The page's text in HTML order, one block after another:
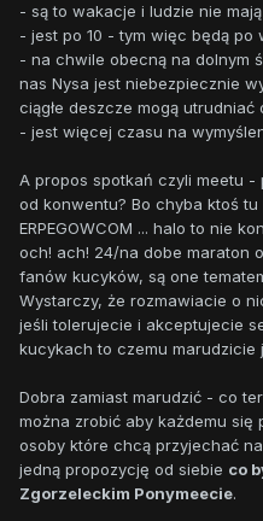
- są to wakacje i ludzie nie mają
- jest po 10 - tym więc będą po
- na chwile obecną na dolnym
nas Nysa jest niebezpiecznie
ciągłe deszcze mogą utrudniać
- jest więcej czasu na
A propos spotkań czyli meetu -
od konwentu? Bo chyba ktoś
ERPEGOWCOM ... halo to nie
och! ach! 24/na dobe maraton
fanów kucyków, są one
Wystarczy, że rozmawiacie o
jeśli tolerujecie i akceptujecie
kucykach to czemu marudzicie
Dobra zamiast marudzić - co
można zrobić aby każdemu się
osoby które chcą przyjechać
jedną propozycję od siebie co
Zgorzeleckim Ponymeecie.